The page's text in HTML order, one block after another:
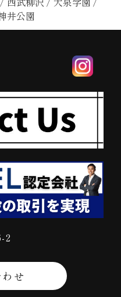
井公園
2
せ